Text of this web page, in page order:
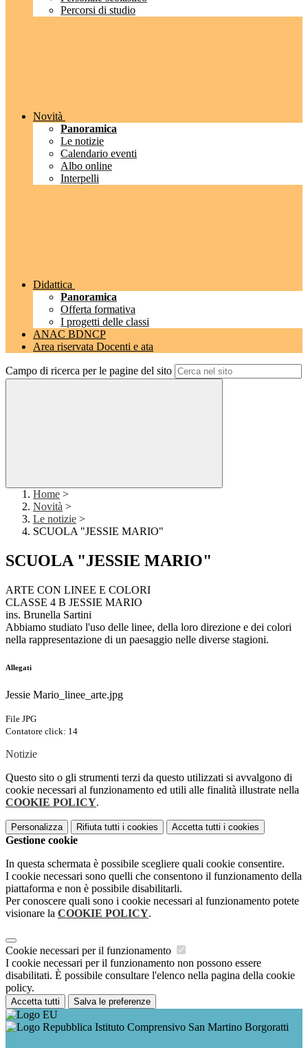
Percorsi di studio
Novità
Panoramica
Le notizie
Calendario eventi
Albo online
Interpelli
Didattica
Panoramica
Offerta formativa
I progetti delle classi
ANAC BDNCP
Area riservata Docenti e ata
Campo di ricerca per le pagine del sito
Home >
Novità >
Le notizie >
SCUOLA "JESSIE MARIO"
SCUOLA "JESSIE MARIO"
ARTE CON LINEE E COLORI
CLASSE 4 B JESSIE MARIO
ins. Brunella Sartini
Abbiamo studiato l'uso delle linee, della loro direzione e dei colori
nella rappresentazione di un paesaggio nelle diverse stagioni.
Allegati
Jessie Mario_linee_arte.jpg
File JPG
Contatore click: 14
Notizie
Questo sito o gli strumenti terzi da questo utilizzati si avvalgono di
cookie necessari al funzionamento ed utili alle finalità illustrate nella
COOKIE POLICY.
Personalizza Rifiuta tutti i cookies Accetta tutti i cookies
Gestione cookie
In questa schermata è possibile scegliere quali cookie consentire.
I cookie necessari sono quelli che consentono il funzionamento della
piattaforma e non è possibile disabilitarli.
Per conoscere quali sono i cookie necessari al funzionamento potete
visionare la COOKIE POLICY.
Cookie necessari per il funzionamento
I cookie necessari per il funzionamento non possono essere
disabilitati. È possibile consultare l'elenco nella pagina della cookie
policy.
Accetta tutti Salva le preferenze
Istituto Comprensivo San Martino Borgoratti